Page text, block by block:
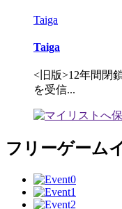
Taiga
Taiga
<旧版>12年間閉
を受信...
フリーゲーム